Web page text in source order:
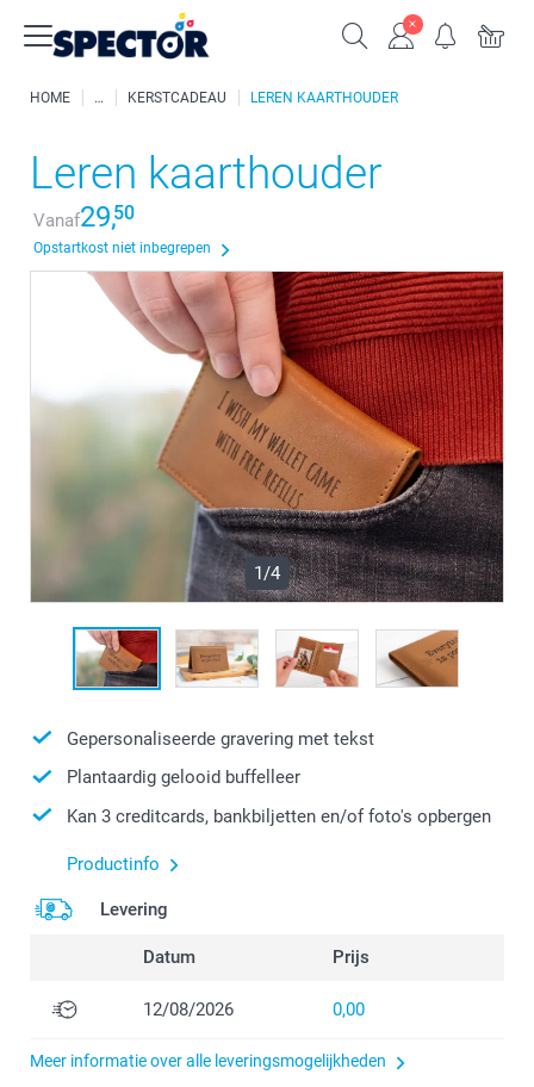
HOME KERSTCADEAU LEREN KAARTHOUDER
Leren kaarthouder
Vanaf29,50
Opstartkost niet inbegrepen
1/4
Gepersonaliseerde gravering met tekst
Plantaardig gelooid buffelleer
Kan 3 creditcards, bankbiljetten en/of foto's opbergen
Productinfo
Levering
Datum Prijs
12/08/2026 0,00
Meer informatie over alle leveringsmogelijkheden